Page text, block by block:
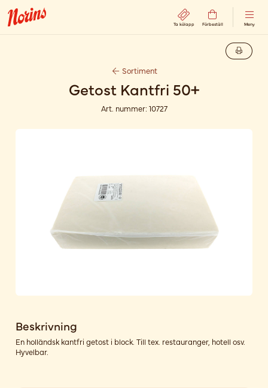
Ta kölapp Förbeställ Meny
Sortiment
Getost Kantfri 50+
Art. nummer: 10727
Beskrivning
En holländsk kantfri getost i block. Till tex. restauranger, hotell osv.
Hyvelbar.